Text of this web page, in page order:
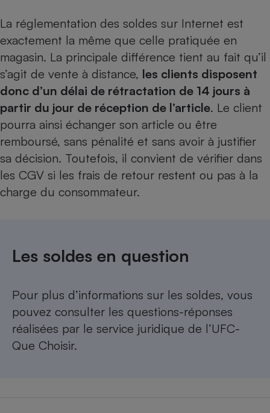
La réglementation des soldes sur Internet est
exactement la même que celle pratiquée en
magasin. La principale différence tient au fait qu’il
s’agit de vente à distance, les clients disposent
donc d’un délai de rétractation de 14 jours à
partir du jour de réception de l’article. Le client
pourra ainsi échanger son article ou être
remboursé, sans pénalité et sans avoir à justifier
sa décision. Toutefois, il convient de vérifier dans
les CGV si les frais de retour restent ou pas à la
charge du consommateur.
Les soldes en question
Pour plus d’informations sur les soldes, vous
pouvez consulter les questions-réponses
réalisées par le service juridique de l’UFC-
Que Choisir.